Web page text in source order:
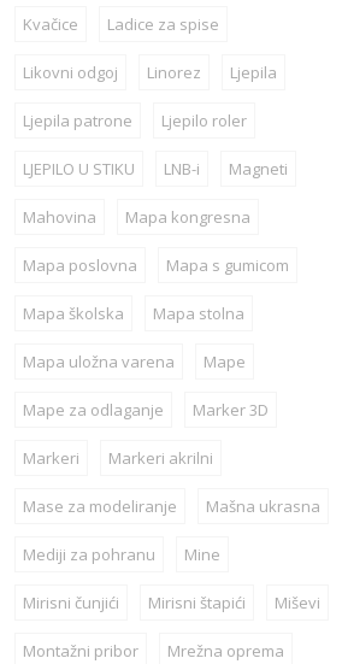
Kvačice Ladice za spise
Likovni odgoj Linorez Ljepila
Ljepila patrone Ljepilo roler
LJEPILO U STIKU LNB-i Magneti
Mahovina Mapa kongresna
Mapa poslovna Mapa s gumicom
Mapa školska Mapa stolna
Mapa uložna varena Mape
Mape za odlaganje Marker 3D
Markeri Markeri akrilni
Mase za modeliranje Mašna ukrasna
Mediji za pohranu Mine
Mirisni čunjići Mirisni štapići Miševi
Montažni pribor Mrežna oprema